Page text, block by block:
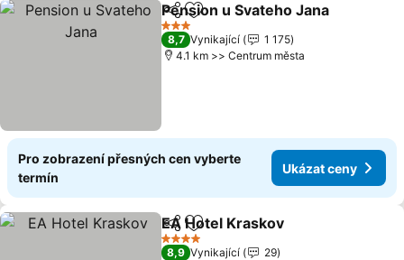
SdíletPřidat na seznam oblíbených
Pension u Svateho Jana
3 Počet hvězdiček
8,7 Vynikající
1 175
4.1 km >> Centrum města
Pro zobrazení přesných cen vyberte
termín
Ukázat ceny
SdíletPřidat na seznam oblíbených
EA Hotel Kraskov
4 Počet hvězdiček
8,9 Vynikající
29